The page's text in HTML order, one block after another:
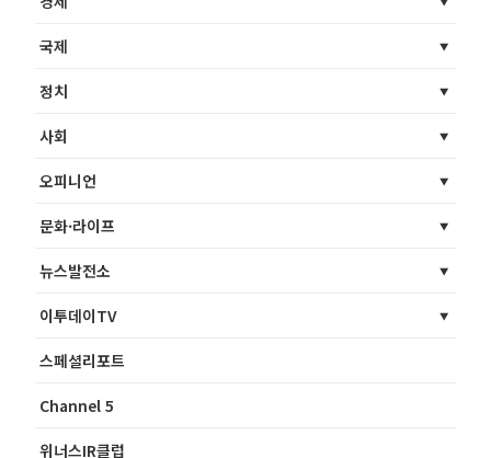
국제
정치
사회
오피니언
문화·라이프
뉴스발전소
이투데이TV
스페셜리포트
Channel 5
위너스IR클럽